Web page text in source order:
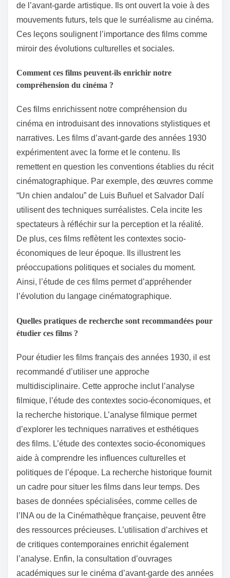
de l’avant-garde artistique. Ils ont ouvert la voie à des
mouvements futurs, tels que le surréalisme au cinéma.
Ces leçons soulignent l’importance des films comme
miroir des évolutions culturelles et sociales.
Comment ces films peuvent-ils enrichir notre
compréhension du cinéma ?
Ces films enrichissent notre compréhension du
cinéma en introduisant des innovations stylistiques et
narratives. Les films d’avant-garde des années 1930
expérimentent avec la forme et le contenu. Ils
remettent en question les conventions établies du récit
cinématographique. Par exemple, des œuvres comme
“Un chien andalou” de Luis Buñuel et Salvador Dalí
utilisent des techniques surréalistes. Cela incite les
spectateurs à réfléchir sur la perception et la réalité.
De plus, ces films reflètent les contextes socio-
économiques de leur époque. Ils illustrent les
préoccupations politiques et sociales du moment.
Ainsi, l’étude de ces films permet d’appréhender
l’évolution du langage cinématographique.
Quelles pratiques de recherche sont recommandées pour
étudier ces films ?
Pour étudier les films français des années 1930, il est
recommandé d’utiliser une approche
multidisciplinaire. Cette approche inclut l’analyse
filmique, l’étude des contextes socio-économiques, et
la recherche historique. L’analyse filmique permet
d’explorer les techniques narratives et esthétiques
des films. L’étude des contextes socio-économiques
aide à comprendre les influences culturelles et
politiques de l’époque. La recherche historique fournit
un cadre pour situer les films dans leur temps. Des
bases de données spécialisées, comme celles de
l’INA ou de la Cinémathèque française, peuvent être
des ressources précieuses. L’utilisation d’archives et
de critiques contemporaines enrichit également
l’analyse. Enfin, la consultation d’ouvrages
académiques sur le cinéma d’avant-garde des années